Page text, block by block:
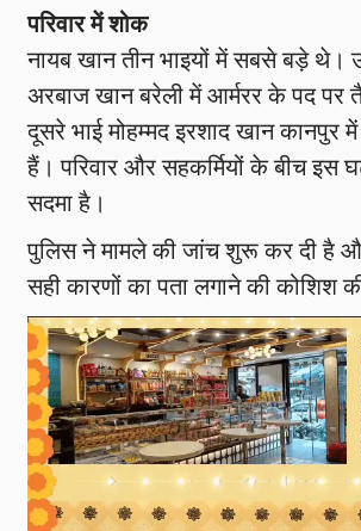
परिवार में शोक
नायब खान तीन भाइयों में सबसे बड़े थे।
अरबाज खान बरेली में आर्मरर के पद पर
दूसरे भाई मोहम्मद इरशाद खान कानपुर
हैं। परिवार और सहकर्मियों के बीच इस
सदमा है।
पुलिस ने मामले की जांच शुरू कर दी है
सही कारणों का पता लगाने की कोशिश